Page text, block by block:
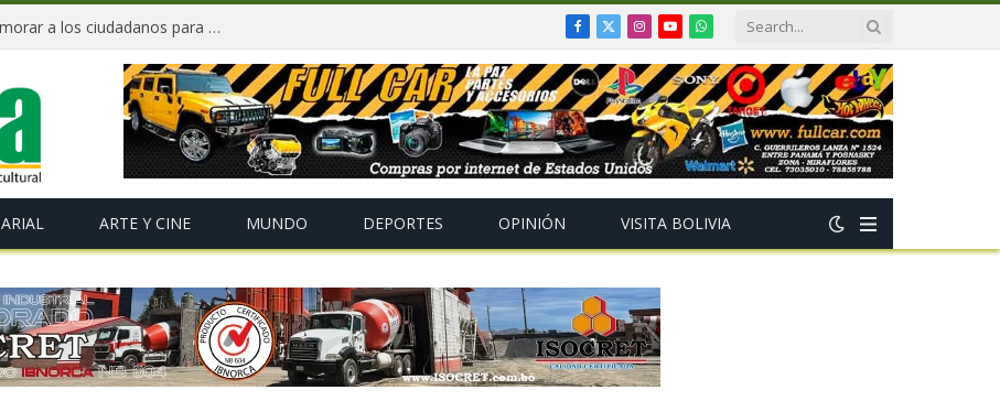
«Te Amo Bolivia» busca volver a enamorar a los ciudadanos para impulsar el orgullo nacional Facebook
X
(Twitter)
Instagram
YouTubeWhatsApp
ARTE Y CINE MUNDO DEPORTES OPINIÓN VISITA BOLIVIA